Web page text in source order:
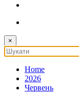
×
Home
2026
Червень